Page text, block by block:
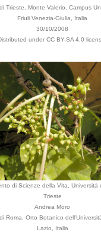
Trieste, Monte Valerio, Campus
Friuli Venezia-Giulia, Italia
30/10/2008
under CC BY-SA 4.0
di Scienze della Vita, Università
Trieste
Andrea Moro
Roma, Orto Botanico
Lazio, Italia